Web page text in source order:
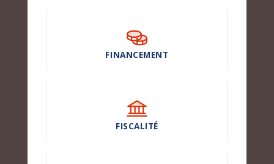
FINANCEMENT
FISCALITÉ